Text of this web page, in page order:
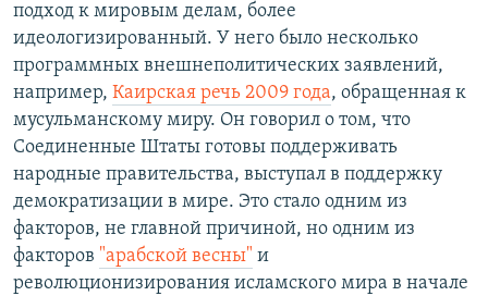
подход к мировым делам, более
идеологизированный. У него было несколько
программных внешнеполитических заявлений,
например, Каирская речь 2009 года, обращенная к
мусульманскому миру. Он говорил о том, что
Соединенные Штаты готовы поддерживать
народные правительства, выступал в поддержку
демократизации в мире. Это стало одним из
факторов, не главной причиной, но одним из
факторов "арабской весны" и
революционизирования исламского мира в начале